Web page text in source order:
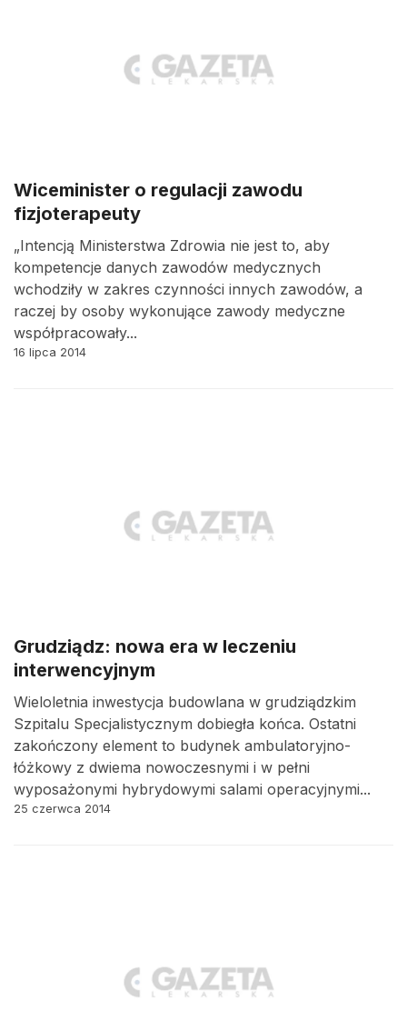
Wiceminister o regulacji zawodu
fizjoterapeuty
„Intencją Ministerstwa Zdrowia nie jest to, aby
kompetencje danych zawodów medycznych
wchodziły w zakres czynności innych zawodów, a
raczej by osoby wykonujące zawody medyczne
współpracowały...
16 lipca 2014
Grudziądz: nowa era w leczeniu
interwencyjnym
Wieloletnia inwestycja budowlana w grudziądzkim
Szpitalu Specjalistycznym dobiegła końca. Ostatni
zakończony element to budynek ambulatoryjno-
łóżkowy z dwiema nowoczesnymi i w pełni
wyposażonymi hybrydowymi salami operacyjnymi...
25 czerwca 2014